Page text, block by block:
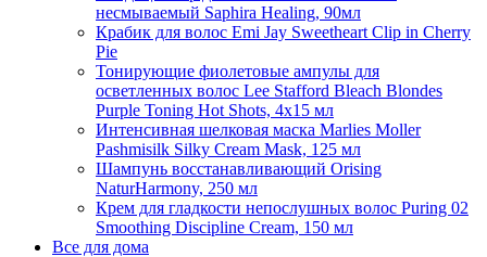
несмываемый Saphira Healing, 90мл
Крабик для волос Emi Jay Sweetheart Clip in Cherry
Pie
Тонирующие фиолетовые ампулы для
осветленных волос Lee Stafford Bleach Blondes
Purple Toning Hot Shots, 4х15 мл
Интенсивная шелковая маска Marlies Moller
Pashmisilk Silky Cream Mask, 125 мл
Шампунь восстанавливающий Orising
NaturHarmony, 250 мл
Крем для гладкости непослушных волос Puring 02
Smoothing Discipline Cream, 150 мл
Все для дома